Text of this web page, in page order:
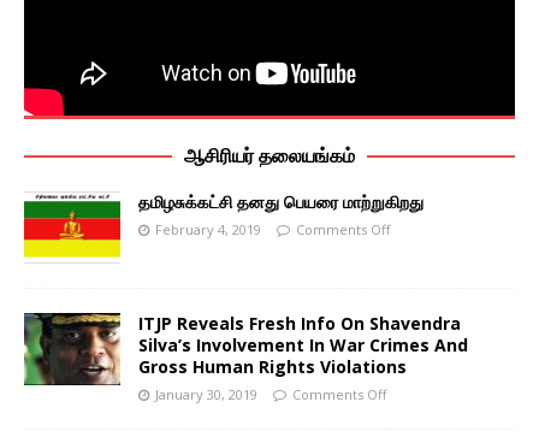
ஆசிரியர் தலையங்கம்
தமிழசுக்கட்சி தனது பெயரை மாற்றுகிறது
February 4, 2019 Comments Off
ITJP Reveals Fresh Info On Shavendra
Silva’s Involvement In War Crimes And
Gross Human Rights Violations
January 30, 2019 Comments Off